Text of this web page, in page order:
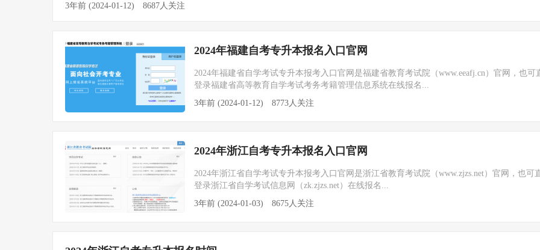
3年前 (2024-01-12)
8687人关注
2024年福建自考专升本报名入口官网
2024年福建省自学考试专升本报考入口官网是福建省教育考试院（www.eeafj.cn）官网，也可
登录福建省高等教育自学考试考务考籍管理信息系统在线报名...
3年前 (2024-01-12)
8773人关注
2024年浙江自考专升本报名入口官网
2024年浙江省自学考试专升本报考入口官网是浙江省教育考试院（www.zjzs.net）官网，也可
登录浙江省自学考试信息网（zk.zjzs.net）在线报名...
3年前 (2024-01-03)
8675人关注